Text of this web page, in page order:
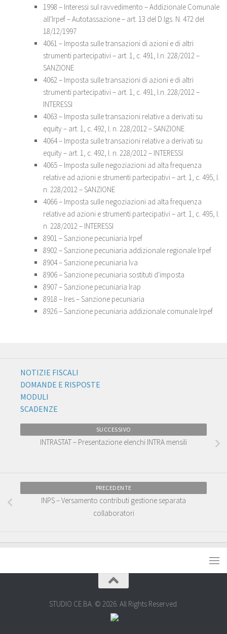
1998 – Interessi sul ravvedimento – Addizionale Comunale
all'Irpef – Autotassazione – art. 13 del D.lgs. N. 472 del
18/12/1997
4061 – Imposta sulle transazioni di azioni e di altri
strumenti partecipativi – art. 1, c. 491, l.n. 228/2012 –
SANZIONE
4062 – Imposta sulle transazioni di azioni e di altri
strumenti partecipativi – art. 1, c. 491, l.n. 228/2012 –
INTERESSI
4063 – Imposta sulle transazioni relative a derivati su
equity – art. 1, c. 492, l. n. 228/2012 – SANZIONE
4064 – Imposta sulle transazioni relative a derivati su
equity – art. 1, c. 492, l. n. 228/2012 – INTERESSI
4065 – Imposta sulle negoziazioni ad alta frequenza
relative ad azioni e strumenti partecipativi – art. 1, c. 495, l.
n. 228/2012 – SANZIONE
4066 – Imposta sulle negoziazioni ad alta frequenza
relative ad azioni e strumenti partecipativi – art. 1, c. 495, l.
n. 228/2012 – INTERESSI
8901 – Sanzione pecuniaria Irpef
8902 – Sanzione pecuniaria addizionale regionale Irpef
8904 – Sanzione pecuniaria Iva
8906 – Sanzione pecuniaria sostituti d'imposta
8907 – Sanzione pecuniaria Irap
8918 – Ires – Sanzione pecuniaria
8926 – Sanzione pecuniaria addizionale comunale Irpef
NOTIZIE FISCALI
DOMANDE E RISPOSTE
MODULI
SCADENZE
SUCCESSIVO
INTRASTAT – Presentazione elenchi INTRA mensili
PRECEDENTE
INPS – Versamento contributi gestione separata
collaboratori
STUDIO CE.BA. © 2026. All Rights Reserved.